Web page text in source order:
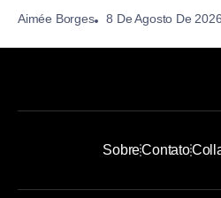
Aimée Borges 8 De Agosto De 2026
SobreContato